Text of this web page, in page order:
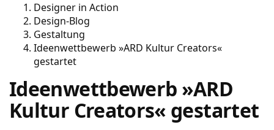
Designer in Action
Design-Blog
Gestaltung
Ideenwettbewerb »ARD Kultur Creators«
gestartet
Ideenwettbewerb »ARD
Kultur Creators« gestartet